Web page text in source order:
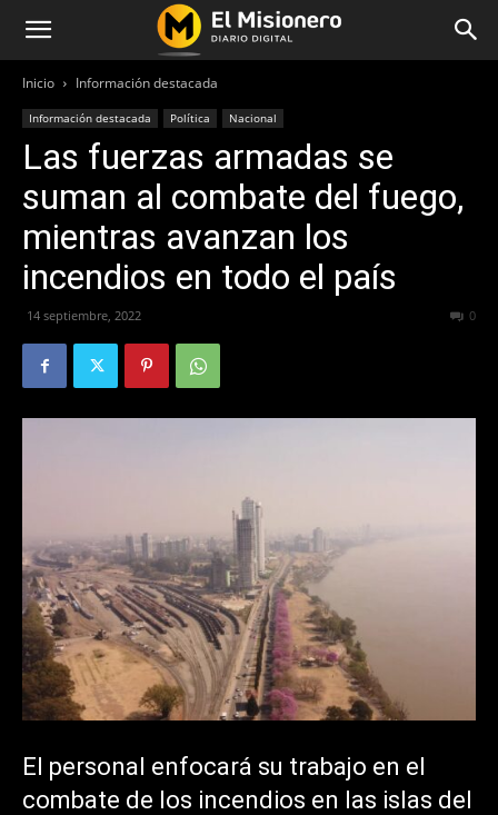
Inicio Información destacada
Información destacada Política Nacional
Las fuerzas armadas se
suman al combate del fuego,
mientras avanzan los
incendios en todo el país
14 septiembre, 2022 0
El personal enfocará su trabajo en el
combate de los incendios en las islas del